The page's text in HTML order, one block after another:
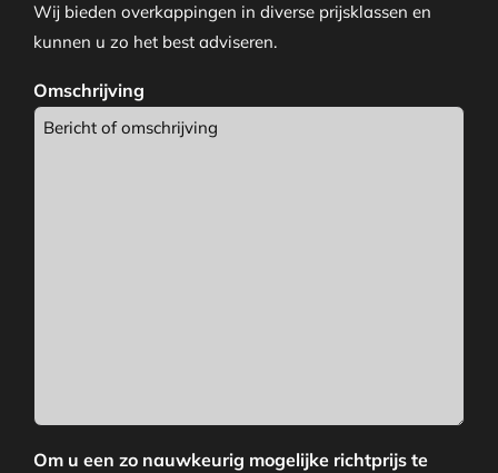
Wij bieden overkappingen in diverse prijsklassen en
kunnen u zo het best adviseren.
Omschrijving
Om u een zo nauwkeurig mogelijke richtprijs te